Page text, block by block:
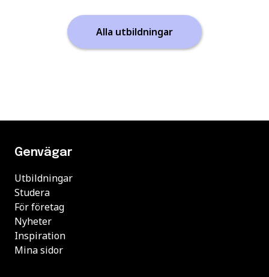
Alla utbildningar
Genvägar
Utbildningar
Studera
För företag
Nyheter
Inspiration
Mina sidor